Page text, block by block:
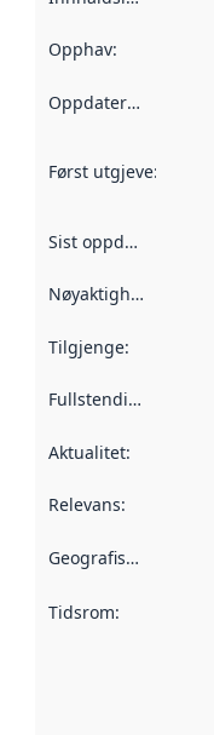
Opphav:
Oppdateringsfrekvens
Først utgjeve:
Sist oppdatert
Nøyaktigheit
Tilgjenge:
Fullstendigheit
Aktualitet:
Relevans:
Geografisk område
Tidsrom: